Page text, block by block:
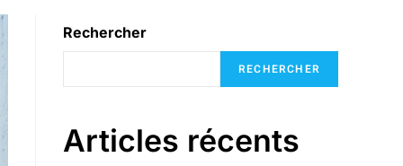
Rechercher
RECHERCHER
Articles récents